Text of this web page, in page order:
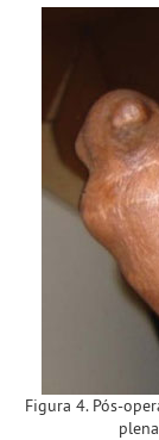
Figura 4. Pós-